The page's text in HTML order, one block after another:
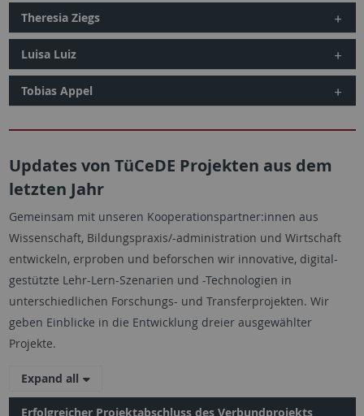
Theresia Ziegs
Luisa Luiz
Tobias Appel
Updates von TüCeDE Projekten aus dem
letzten Jahr
Gemeinsam mit unseren Kooperationspartner:innen aus
Wissenschaft, Bildungspraxis/-administration und Wirtschaft
entwickeln, erproben und beforschen wir innovative, digital-
gestützte Lehr-Lern-Szenarien und -Technologien in
unterschiedlichen Forschungs- und Transferprojekten. Wir
geben Einblicke in die Entwicklung dreier ausgewählter
Projekte.
Expand all
Erfolgreicher Projektabschluss des Verbundprojekts